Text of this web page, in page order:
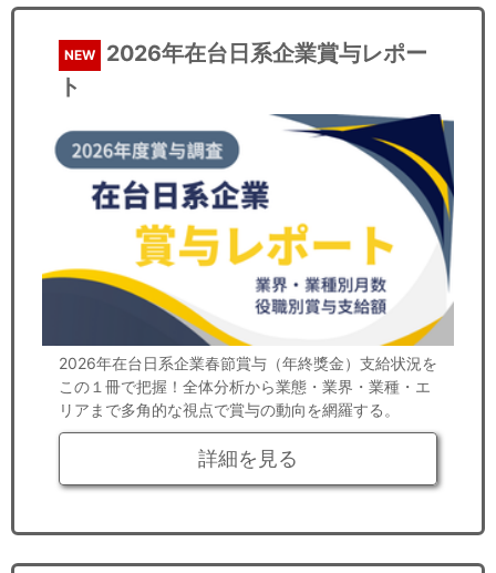
NEW
2026年在台日系企業賞与レポー
ト
2026年在台日系企業春節賞与（年終獎金）支給状況を
この１冊で把握！全体分析から業態・業界・業種・エ
リアまで多角的な視点で賞与の動向を網羅する。
詳細を見る